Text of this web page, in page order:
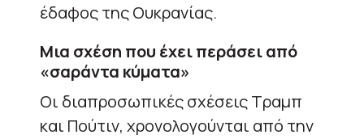
έδαφος της Ουκρανίας.
Μια σχέση που έχει περάσει από
«σαράντα κύματα»
Οι διαπροσωπικές σχέσεις Τραμπ
και Πούτιν, χρονολογούνται από την